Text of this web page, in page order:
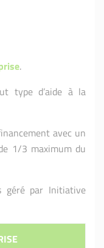
.
type d’aide à la
avec un
1/3 maximum du
géré par Initiative